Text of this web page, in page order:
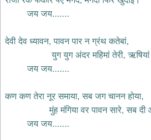
krishna
bhajans
भजन
हनुमान
bhajans
भजन
जय जय.......
देवी देव ध्यावन, पावन पार न ग्रंथ कतेबां,
युग युग अंदर महिमां तेरी, ऋषियां
जय जय.......
कण कण तेरा नूर समाया, सब जग चानन होया,
मुंह मंगिया वर पावन सारे, सब दी
जय जय.......